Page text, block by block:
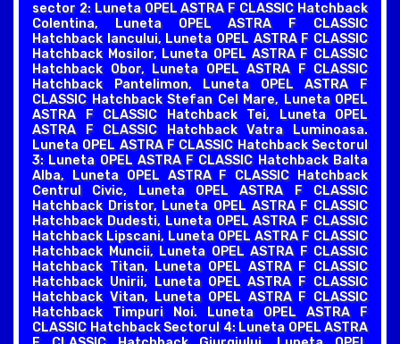
sector 2: Luneta OPEL ASTRA F CLASSIC Hatchback
Colentina, Luneta OPEL ASTRA F CLASSIC
Hatchback Iancului, Luneta OPEL ASTRA F CLASSIC
Hatchback Mosilor, Luneta OPEL ASTRA F CLASSIC
Hatchback Obor, Luneta OPEL ASTRA F CLASSIC
Hatchback Pantelimon, Luneta OPEL ASTRA F
CLASSIC Hatchback Stefan Cel Mare, Luneta OPEL
ASTRA F CLASSIC Hatchback Tei, Luneta OPEL
ASTRA F CLASSIC Hatchback Vatra Luminoasa.
Luneta OPEL ASTRA F CLASSIC Hatchback Sectorul
3: Luneta OPEL ASTRA F CLASSIC Hatchback Balta
Alba, Luneta OPEL ASTRA F CLASSIC Hatchback
Centrul Civic, Luneta OPEL ASTRA F CLASSIC
Hatchback Dristor, Luneta OPEL ASTRA F CLASSIC
Hatchback Dudesti, Luneta OPEL ASTRA F CLASSIC
Hatchback Lipscani, Luneta OPEL ASTRA F CLASSIC
Hatchback Muncii, Luneta OPEL ASTRA F CLASSIC
Hatchback Titan, Luneta OPEL ASTRA F CLASSIC
Hatchback Unirii, Luneta OPEL ASTRA F CLASSIC
Hatchback Vitan, Luneta OPEL ASTRA F CLASSIC
Hatchback Timpuri Noi. Luneta OPEL ASTRA F
CLASSIC Hatchback Sectorul 4: Luneta OPEL ASTRA